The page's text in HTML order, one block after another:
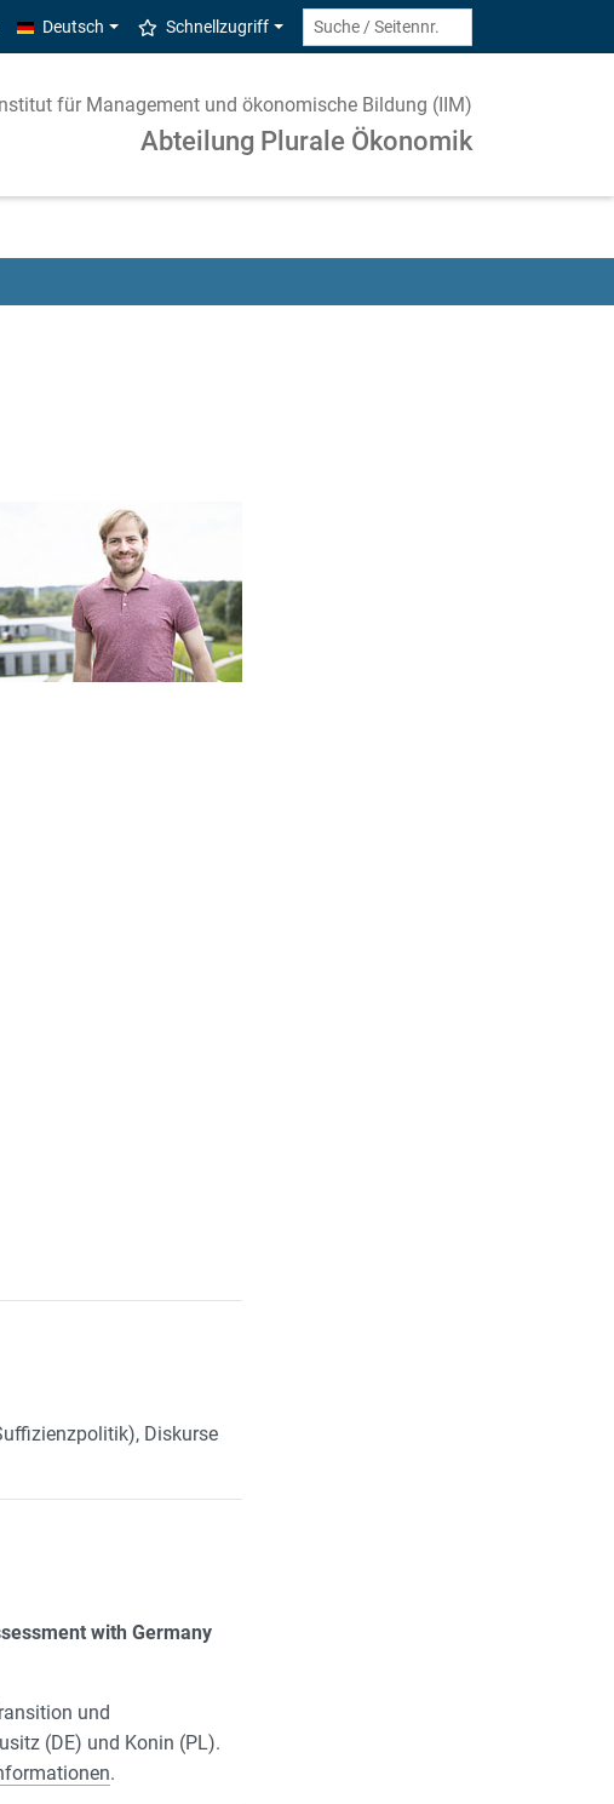
Deutsch Schnellzugriff
für Management und ökonomische Bildung (IIM)
Abteilung Plurale Ökonomik
Diskurse
with Germany
und
(DE) und Konin (PL).
.